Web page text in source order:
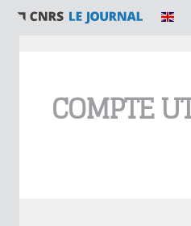
COMPTE